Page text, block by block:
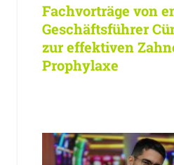
Fachvorträge von
Geschäftsführer
zur effektiven
Prophylaxe